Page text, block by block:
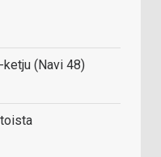
ketju (Navi 48)